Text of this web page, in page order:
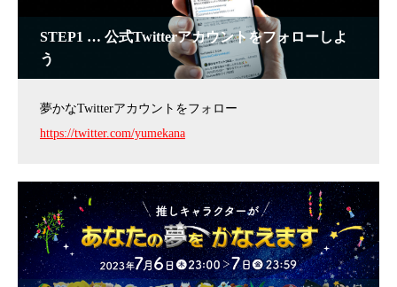
STEP1 … 公式Twitterアカウントをフォローしよ
う
夢かなTwitterアカウントをフォロー
https://twitter.com/yumekana